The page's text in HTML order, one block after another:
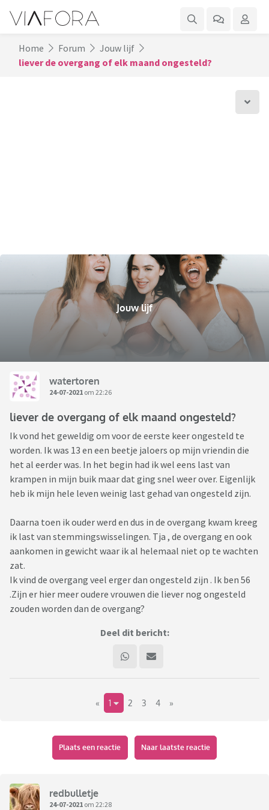
Home Forum
Jouw lijf
liever de overgang of elk maand ongesteld?
Jouw lijf
watertoren
24-07-2021 om 22:26
liever de overgang of elk maand ongesteld?
Ik vond het geweldig om voor de eerste keer ongesteld te
worden. Ik was 13 en een beetje jaloers op mijn vriendin die
het al eerder was. In het begin had ik wel eens last van
krampen in mijn buik maar dat ging snel weer over. Eigenlijk
heb ik mijn hele leven weinig last gehad van ongesteld zijn.
Daarna toen ik ouder werd en dus in de overgang kwam kreeg
ik last van stemmingswisselingen. Tja , de overgang en ook
aankomen in gewicht waar ik al helemaal niet op te wachten
zat.
Ik vind de overgang veel erger dan ongesteld zijn . Ik ben 56
.Zijn er hier meer oudere vrouwen die liever nog ongesteld
zouden worden dan de overgang?
Deel dit bericht:
« 1 2 3 4 »
Plaats een reactie Naar laatste reactie
redbulletje
24-07-2021 om 22:28